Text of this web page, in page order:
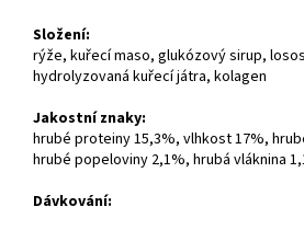
Složení:
rýže, kuřecí maso, glukózový sirup,
hydrolyzovaná kuřecí játra, kolagen
Jakostní znaky:
hrubé proteiny 15,3%, vlhkost 17%,
hrubé popeloviny 2,1%, hrubá vláknina
Dávkování: